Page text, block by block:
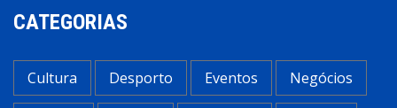
CATEGORIAS
Cultura Desporto Eventos Negócios